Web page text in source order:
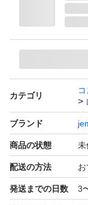
カテゴリ
ブランド
商品の状態 未
配送の方法 お
発送までの日数 3